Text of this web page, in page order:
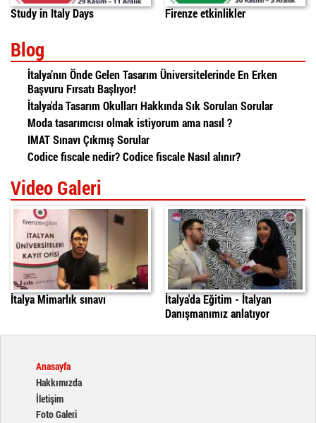
Study in Italy Days Firenze etkinlikler
Blog
İtalya’nın Önde Gelen Tasarım Üniversitelerinde En Erken
Başvuru Fırsatı Başlıyor!
İtalya'da Tasarım Okulları Hakkında Sık Sorulan Sorular
Moda tasarımcısı olmak istiyorum ama nasıl ?
IMAT Sınavı Çıkmış Sorular
Codice fiscale nedir? Codice fiscale Nasıl alınır?
Video Galeri
İtalya'da Mimarlık Sınavı
İtalya Mimarlık sınavı
italyada egitim
daniele
İtalya'da Eğitim - İtalyan
Danışmanımız anlatıyor
Anasayfa
Hakkımızda
İletişim
Foto Galeri